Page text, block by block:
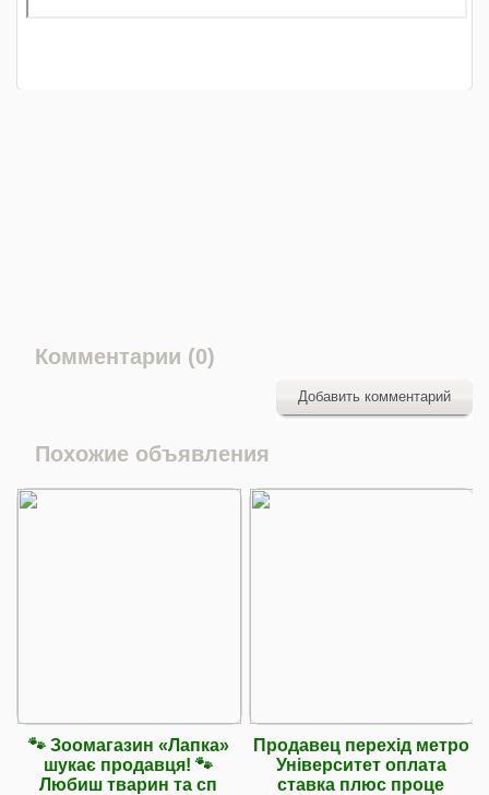
Комментарии (0)
Добавить комментарий
Похожие объявления
🐾 Зоомагазин «Лапка»
шукає продавця! 🐾
Любиш тварин та сп
Продавец перехід метро
Університет оплата
ставка плюс проце